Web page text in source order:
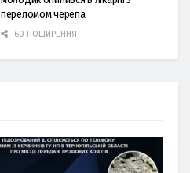
переломом черепа
60 ПОШИРЕННЯ